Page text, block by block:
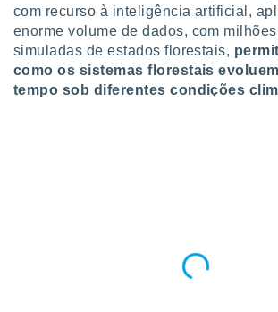
criar
medir
com recurso à inteligência artificial,
enorme volume de dados, com
simuladas de estados florestais,
como os sistemas florestais
tempo sob diferentes condições